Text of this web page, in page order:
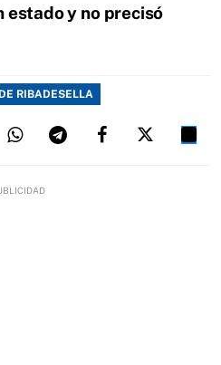
estado y no precisó
RIBADESELLA